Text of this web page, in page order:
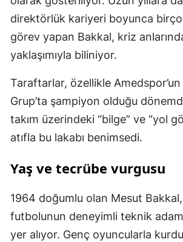
direktörlük kariyeri boyunca
görev yapan Bakkal, kriz
yaklaşımıyla biliniyor.
Taraftarlar, özellikle Amedspor’un
Grup’ta şampiyon olduğu
takım üzerindeki “bilge” ve “yol
atıfla bu lakabı benimsedi.
Yaş ve tecrübe vurgusu
1964 doğumlu olan Mesut
futbolunun deneyimli teknik
yer alıyor. Genç oyuncularla